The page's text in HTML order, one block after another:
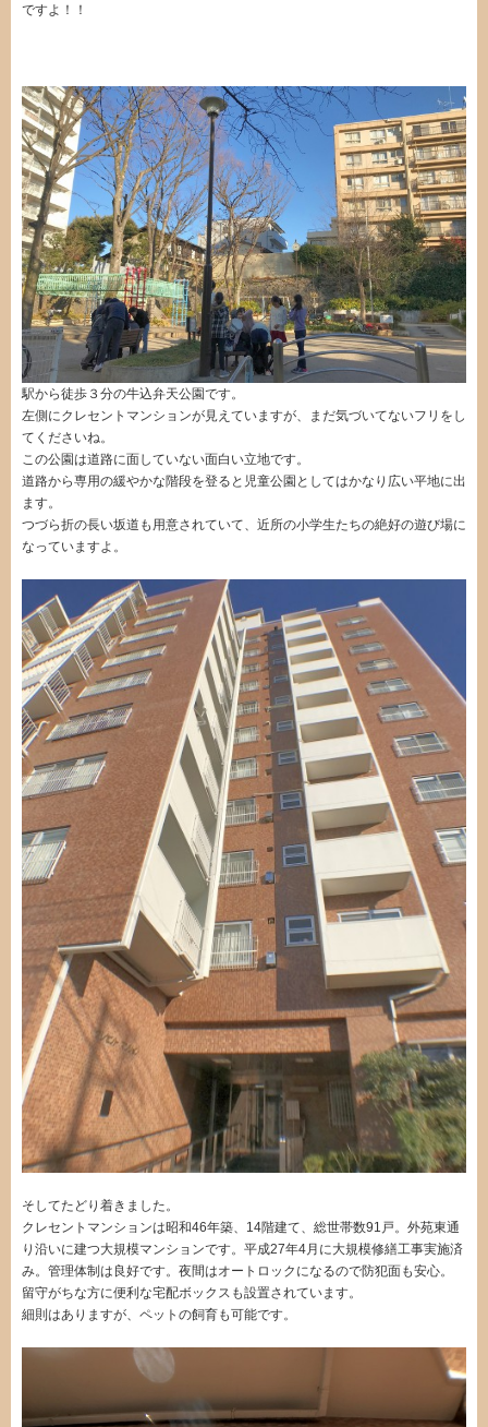
ですよ！！
駅から徒歩３分の牛込弁天公園です。
左側にクレセントマンションが見えていますが、まだ気づいてないフリをし
てくださいね。
この公園は道路に面していない面白い立地です。
道路から専用の緩やかな階段を登ると児童公園としてはかなり広い平地に出
ます。
つづら折の長い坂道も用意されていて、近所の小学生たちの絶好の遊び場に
なっていますよ。
そしてたどり着きました。
クレセントマンションは昭和46年築、14階建て、総世帯数91戸。外苑東通
り沿いに建つ大規模マンションです。平成27年4月に大規模修繕工事実施済
み。管理体制は良好です。夜間はオートロックになるので防犯面も安心。
留守がちな方に便利な宅配ボックスも設置されています。
細則はありますが、ペットの飼育も可能です。